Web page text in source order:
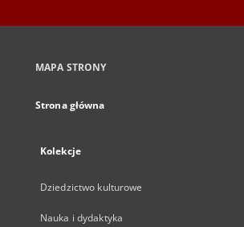
MAPA STRONY
Strona główna
Kolekcje
Dziedzictwo kulturowe
Nauka i dydaktyka